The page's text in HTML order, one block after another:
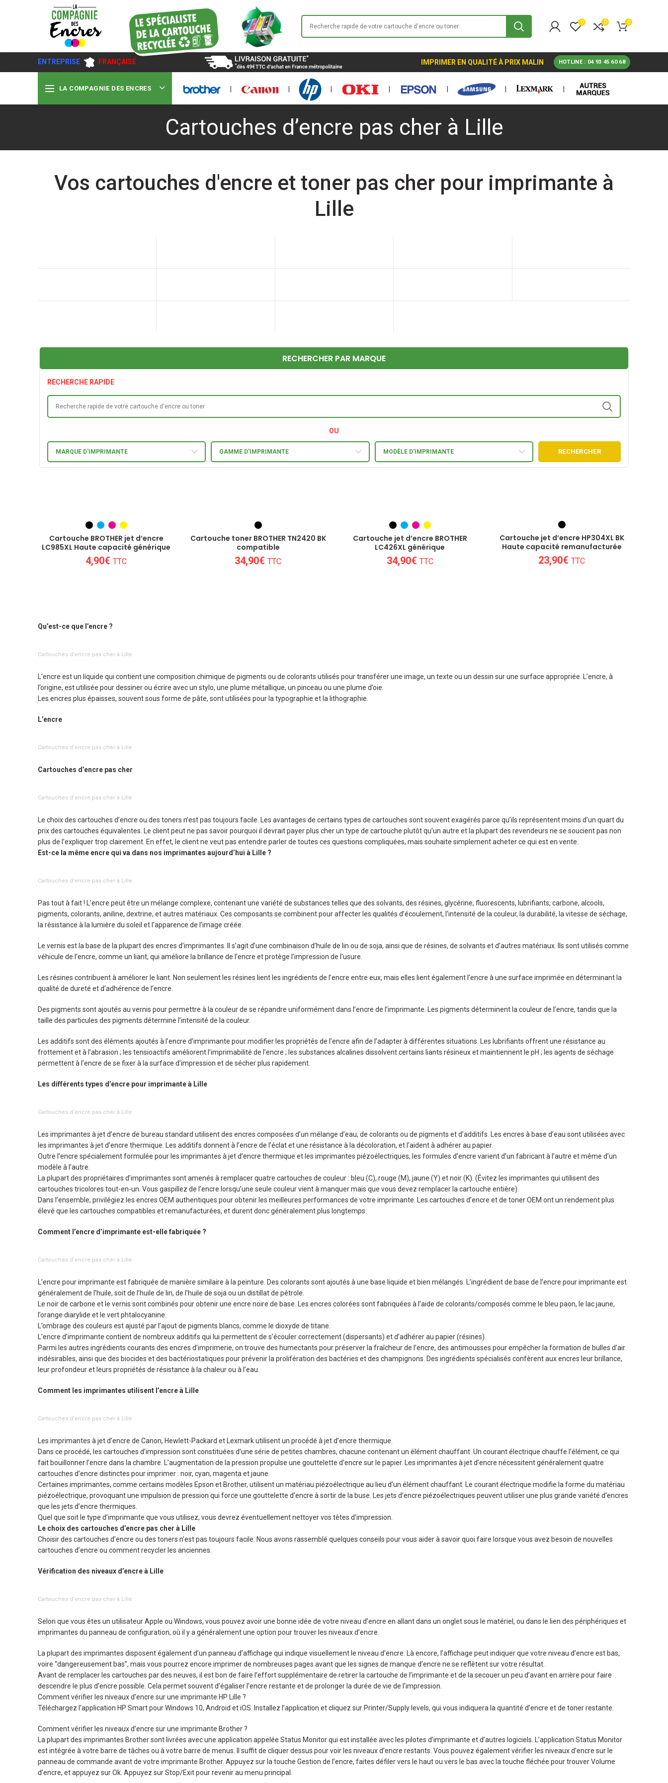
0 0 0
ENTREPRISE FRANÇAISE IMPRIMER EN QUALITÉ À PRIX MALIN HOTLINE : 04 93 45 60 68
LA COMPAGNIE DES ENCRES
Cartouches d’encre pas cher à Lille
Vos cartouches d'encre et toner pas cher pour imprimante à
Lille
RECHERCHER PAR MARQUE
RECHERCHE RAPIDE
OU
MARQUE D'IMPRIMANTE GAMME D'IMPRIMANTE MODÈLE D'IMPRIMANTE RECHERCHER
Cartouche BROTHER jet d’encre
LC985XL Haute capacité générique
4,90€ TTC
Cartouche toner BROTHER TN2420 BK
compatible
34,90€ TTC
Cartouche jet d’encre BROTHER
LC426XL générique
34,90€ TTC
Cartouche jet d’encre HP304XL BK
Haute capacité remanufacturée
23,90€ TTC
Qu’est-ce que l’encre ?
Cartouches d’encre pas cher à Lille
L’encre est un liquide qui contient une composition chimique de pigments ou de colorants utilisés pour transférer une image, un texte ou un dessin sur une surface appropriée. L’encre, à
l’origine, est utilisée pour dessiner ou écrire avec un stylo, une plume métallique, un pinceau ou une plume d’oie.
Les encres plus épaisses, souvent sous forme de pâte, sont utilisées pour la typographie et la lithographie.
L’encre
Cartouches d’encre pas cher à Lille
Cartouches d’encre pas cher
Cartouches d’encre pas cher à Lille
Le choix des cartouches d’encre ou des toners n’est pas toujours facile. Les avantages de certains types de cartouches sont souvent exagérés parce qu’ils représentent moins d’un quart du
prix des cartouches équivalentes. Le client peut ne pas savoir pourquoi il devrait payer plus cher un type de cartouche plutôt qu’un autre et la plupart des revendeurs ne se soucient pas non
plus de l’expliquer trop clairement. En effet, le client ne veut pas entendre parler de toutes ces questions compliquées, mais souhaite simplement acheter ce qui est en vente.
Est-ce la même encre qui va dans nos imprimantes aujourd’hui à Lille ?
Cartouches d’encre pas cher à Lille
Pas tout à fait ! L’encre peut être un mélange complexe, contenant une variété de substances telles que des solvants, des résines, glycérine, fluorescents, lubrifiants, carbone, alcools,
pigments, colorants, aniline, dextrine, et autres matériaux. Ces composants se combinent pour affecter les qualités d’écoulement, l’intensité de la couleur, la durabilité, la vitesse de séchage,
la résistance à la lumière du soleil et l’apparence de l’image créée.
Le vernis est la base de la plupart des encres d’imprimantes. Il s’agit d’une combinaison d’huile de lin ou de soja, ainsi que de résines, de solvants et d’autres matériaux. Ils sont utilisés comme
véhicule de l’encre, comme un liant, qui améliore la brillance de l’encre et protège l’impression de l’usure.
Les résines contribuent à améliorer le liant. Non seulement les résines lient les ingrédients de l’encre entre eux, mais elles lient également l’encre à une surface imprimée en déterminant la
qualité de dureté et d’adhérence de l’encre.
Des pigments sont ajoutés au vernis pour permettre à la couleur de se répandre uniformément dans l’encre de l’imprimante. Les pigments déterminent la couleur de l’encre, tandis que la
taille des particules des pigments détermine l’intensité de la couleur.
Les additifs sont des éléments ajoutés à l’encre d’imprimante pour modifier les propriétés de l’encre afin de l’adapter à différentes situations. Les lubrifiants offrent une résistance au
frottement et à l’abrasion ; les tensioactifs améliorent l’imprimabilité de l’encre ; les substances alcalines dissolvent certains liants résineux et maintiennent le pH ; les agents de séchage
permettent à l’encre de se fixer à la surface d’impression et de sécher plus rapidement.
Les différents types d’encre pour imprimante à Lille
Cartouches d’encre pas cher à Lille
Les imprimantes à jet d’encre de bureau standard utilisent des encres composées d’un mélange d’eau, de colorants ou de pigments et d’additifs. Les encres à base d’eau sont utilisées avec
les imprimantes à jet d’encre thermique. Les additifs donnent à l’encre de l’éclat et une résistance à la décoloration, et l’aident à adhérer au papier.
Outre l’encre spécialement formulée pour les imprimantes à jet d’encre thermique et les imprimantes piézoélectriques, les formules d’encre varient d’un fabricant à l’autre et même d’un
modèle à l’autre.
La plupart des propriétaires d’imprimantes sont amenés à remplacer quatre cartouches de couleur : bleu (C), rouge (M), jaune (Y) et noir (K). (Évitez les imprimantes qui utilisent des
cartouches tricolores tout-en-un. Vous gaspillez de l’encre lorsqu’une seule couleur vient à manquer mais que vous devez remplacer la cartouche entière).
Dans l’ensemble, privilégiez les encres OEM authentiques pour obtenir les meilleures performances de votre imprimante. Les cartouches d’encre et de toner OEM ont un rendement plus
élevé que les cartouches compatibles et remanufacturées, et durent donc généralement plus longtemps.
Comment l’encre d’imprimante est-elle fabriquée ?
Cartouches d’encre pas cher à Lille
L’encre pour imprimante est fabriquée de manière similaire à la peinture. Des colorants sont ajoutés à une base liquide et bien mélangés. L’ingrédient de base de l’encre pour imprimante est
généralement de l’huile, soit de l’huile de lin, de l’huile de soja ou un distillat de pétrole.
Le noir de carbone et le vernis sont combinés pour obtenir une encre noire de base. Les encres colorées sont fabriquées à l’aide de colorants/composés comme le bleu paon, le lac jaune,
l’orange diarylide et le vert phtalocyanine.
L’ombrage des couleurs est ajusté par l’ajout de pigments blancs, comme le dioxyde de titane.
L’encre d’imprimante contient de nombreux additifs qui lui permettent de s’écouler correctement (dispersants) et d’adhérer au papier (résines).
Parmi les autres ingrédients courants des encres d’imprimerie, on trouve des humectants pour préserver la fraîcheur de l’encre, des antimousses pour empêcher la formation de bulles d’air
indésirables, ainsi que des biocides et des bactériostatiques pour prévenir la prolifération des bactéries et des champignons. Des ingrédients spécialisés confèrent aux encres leur brillance,
leur profondeur et leurs propriétés de résistance à la chaleur ou à l’eau.
Comment les imprimantes utilisent l’encre à Lille
Cartouches d’encre pas cher à Lille
Les imprimantes à jet d’encre de Canon, Hewlett-Packard et Lexmark utilisent un procédé à jet d’encre thermique.
Dans ce procédé, les cartouches d’impression sont constituées d’une série de petites chambres, chacune contenant un élément chauffant. Un courant électrique chauffe l’élément, ce qui
fait bouillonner l’encre dans la chambre. L’augmentation de la pression propulse une gouttelette d’encre sur le papier. Les imprimantes à jet d’encre nécessitent généralement quatre
cartouches d’encre distinctes pour imprimer : noir, cyan, magenta et jaune.
Certaines imprimantes, comme certains modèles Epson et Brother, utilisent un matériau piézoélectrique au lieu d’un élément chauffant. Le courant électrique modifie la forme du matériau
piézoélectrique, provoquant une impulsion de pression qui force une gouttelette d’encre à sortir de la buse. Les jets d’encre piézoélectriques peuvent utiliser une plus grande variété d’encres
que les jets d’encre thermiques.
Quel que soit le type d’imprimante que vous utilisez, vous devrez éventuellement nettoyer vos têtes d’impression.
Le choix des cartouches d’encre pas cher à Lille
Choisir des cartouches d’encre ou des toners n’est pas toujours facile. Nous avons rassemblé quelques conseils pour vous aider à savoir quoi faire lorsque vous avez besoin de nouvelles
cartouches d’encre ou comment recycler les anciennes.
Vérification des niveaux d’encre à Lille
Cartouches d’encre pas cher à Lille
Selon que vous êtes un utilisateur Apple ou Windows, vous pouvez avoir une bonne idée de votre niveau d’encre en allant dans un onglet sous le matériel, ou dans le lien des périphériques et
imprimantes du panneau de configuration, où il y a généralement une option pour trouver les niveaux d’encre.
La plupart des imprimantes disposent également d’un panneau d’affichage qui indique visuellement le niveau d’encre. Là encore, l’affichage peut indiquer que votre niveau d’encre est bas,
voire “dangereusement bas”, mais vous pourrez encore imprimer de nombreuses pages avant que les signes de manque d’encre ne se reflètent sur votre résultat.
Avant de remplacer les cartouches par des neuves, il est bon de faire l’effort supplémentaire de retirer la cartouche de l’imprimante et de la secouer un peu d’avant en arrière pour faire
descendre le plus d’encre possible. Cela permet souvent d’égaliser l’encre restante et de prolonger la durée de vie de l’impression.
Comment vérifier les niveaux d’encre sur une imprimante HP Lille ?
Téléchargez l’application HP Smart pour Windows 10, Android et iOS. Installez l’application et cliquez sur Printer/Supply levels, qui vous indiquera la quantité d’encre et de toner restante.
Comment vérifier les niveaux d’encre sur une imprimante Brother ?
La plupart des imprimantes Brother sont livrées avec une application appelée Status Monitor qui est installée avec les pilotes d’imprimante et d’autres logiciels. L’application Status Monitor
est intégrée à votre barre de tâches ou à votre barre de menus. Il suffit de cliquer dessus pour voir les niveaux d’encre restants. Vous pouvez également vérifier les niveaux d’encre sur le
panneau de commande avant de votre imprimante Brother. Appuyez sur la touche Gestion de l’encre, faites défiler vers le haut ou vers le bas avec la touche fléchée pour trouver Volume
d’encre, et appuyez sur Ok. Appuyez sur Stop/Exit pour revenir au menu principal.